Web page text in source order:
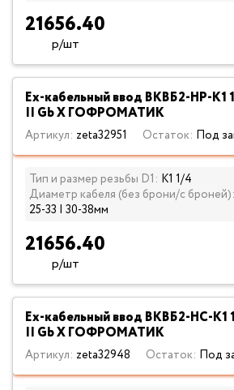
21656.40
р/шт
Ех-кабельный ввод ВКВБ2-НР-К1
II Gb X ГОФРОМАТИК
Артикул: zeta32951 Остаток: Под
Тип и размер резьбы D1: К1 1/4
Диаметр кабеля (без брони/с броней):
25-33 | 30-38мм
21656.40
р/шт
Ех-кабельный ввод ВКВБ2-НС-К1
II Gb X ГОФРОМАТИК
Артикул: zeta32948 Остаток: Под